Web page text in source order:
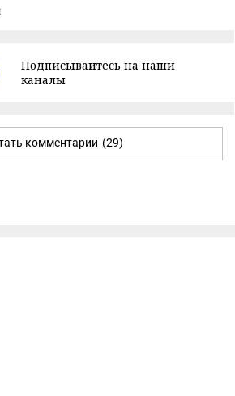
Подписывайтесь на наши
каналы
комментарии (29)